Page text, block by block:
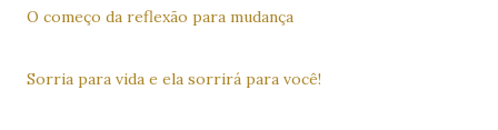
O começo da reflexão para mudança
Sorria para vida e ela sorrirá para você!